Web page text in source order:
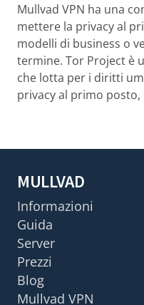
Mullvad VPN ha una
mettere la privacy al
modelli di business o
termine. Tor Project è
che lotta per i diritti
privacy al primo
MULLVAD
Informazioni
Guida
Server
Prezzi
Blog
Mullvad VPN